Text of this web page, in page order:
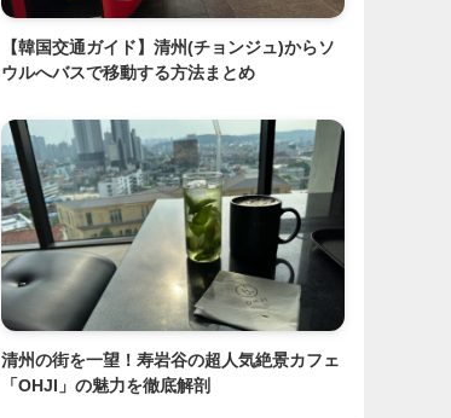
【韓国交通ガイド】清州(チョンジュ)からソ
ウルへバスで移動する方法まとめ
清州の街を一望！寿岩谷の超人気絶景カフェ
「OHJI」の魅力を徹底解剖